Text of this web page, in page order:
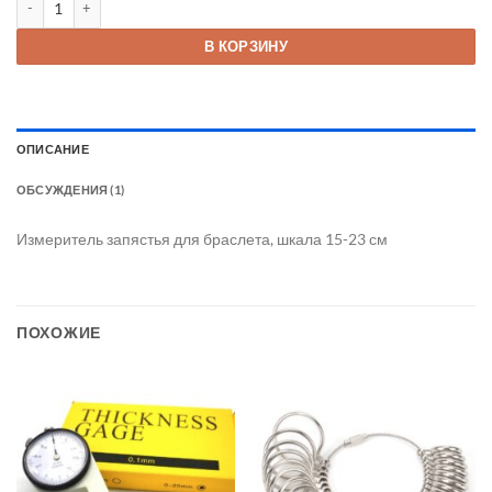
В КОРЗИНУ
ОПИСАНИЕ
ОБСУЖДЕНИЯ (1)
Измеритель запястья для браслета, шкала 15-23 см
ПОХОЖИЕ